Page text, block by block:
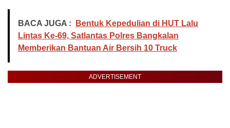
BACA JUGA :
Bentuk Kepedulian di HUT Lalu
Lintas Ke-69, Satlantas Polres Bangkalan
Memberikan Bantuan Air Bersih 10 Truck
ADVERTISEMENT